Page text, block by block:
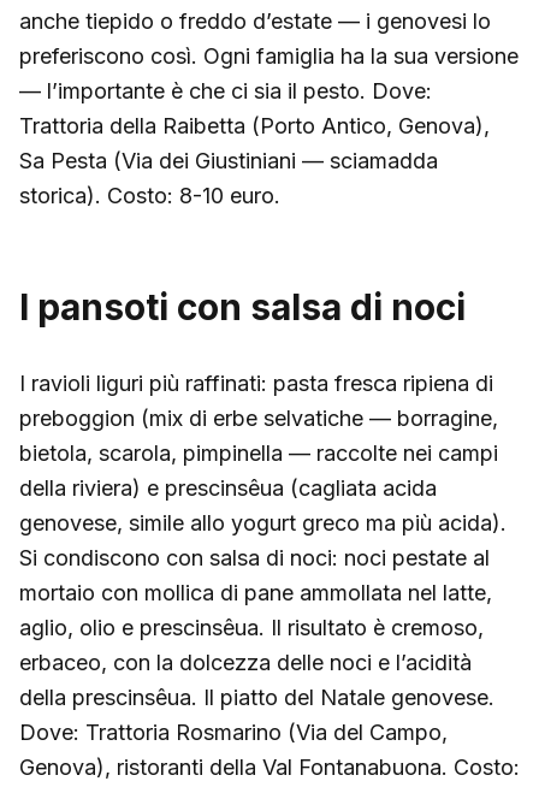
anche tiepido o freddo d’estate — i genovesi lo
preferiscono così. Ogni famiglia ha la sua versione
— l’importante è che ci sia il pesto. Dove:
Trattoria della Raibetta (Porto Antico, Genova),
Sa Pesta (Via dei Giustiniani — sciamadda
storica). Costo: 8-10 euro.
I pansoti con salsa di noci
I ravioli liguri più raffinati: pasta fresca ripiena di
preboggion (mix di erbe selvatiche — borragine,
bietola, scarola, pimpinella — raccolte nei campi
della riviera) e prescinsêua (cagliata acida
genovese, simile allo yogurt greco ma più acida).
Si condiscono con salsa di noci: noci pestate al
mortaio con mollica di pane ammollata nel latte,
aglio, olio e prescinsêua. Il risultato è cremoso,
erbaceo, con la dolcezza delle noci e l’acidità
della prescinsêua. Il piatto del Natale genovese.
Dove: Trattoria Rosmarino (Via del Campo,
Genova), ristoranti della Val Fontanabuona. Costo: